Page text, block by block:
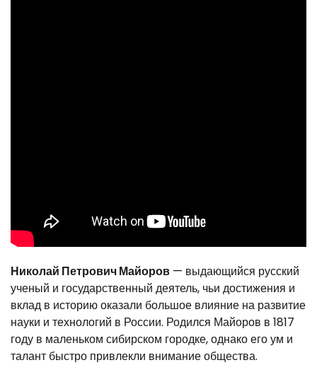
Николай Петрович Майоров — выдающийся русский
ученый и государственный деятель, чьи достижения и
вклад в историю оказали большое влияние на развитие
науки и технологий в России. Родился Майоров в 1817
году в маленьком сибирском городке, однако его ум и
талант быстро привлекли внимание общества.